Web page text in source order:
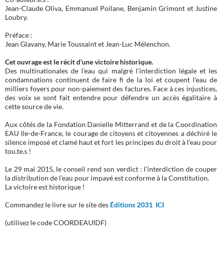
Jean-Claude Oliva, Emmanuel Poilane, Benjamin Grimont et Justine
Loubry.
Préface :
Jean Glavany, Marie Toussaint et Jean-Luc Mélenchon.
Cet ouvrage est le récit d’une victoire historique.
Des multinationales de l’eau qui malgré l’interdiction légale et les
condamnations continuent de faire fi de la loi et coupent l’eau de
milliers foyers pour non-paiement des factures. Face à ces injustices,
des voix se sont fait entendre pour défendre un accès égalitaire à
cette source de vie.
Aux côtés de la Fondation Danielle Mitterrand et de la Coordination
EAU Ile-de-France, le courage de citoyens et citoyennes a déchiré le
silence imposé et clamé haut et fort les principes du droit à l’eau pour
tou.te.s !
Le 29 mai 2015, le conseil rend son verdict : l’interdiction de couper
la distribution de l’eau pour impayé est conforme à la Constitution.
La victoire est historique !
Commandez le livre sur le site des Éditions 2031 ICI
(utilisez le code COORDEAUIDF)